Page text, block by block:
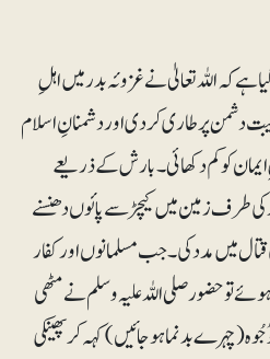
ہے کہ اللہ تعالیٰ نے غزوئہ بدر میں اہلِ
دشمن پر طاری کردی اور دشمنانِ اسلام
کو کم دکھائی۔بارش کے ذریعے
طرف زمین میں کیچڑ سے پائوں دھنسنے
میں مدد کی۔ جب مسلمانوں اور کفار
حضور صلی اللہ علیہ وسلم نے مٹھی
(چہرے بدنما ہوجائیں)کہہ کر پھینکی